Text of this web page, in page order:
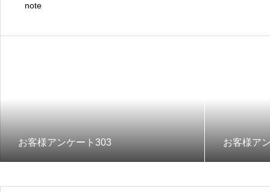
note
お客様アンケート303 お客様ア